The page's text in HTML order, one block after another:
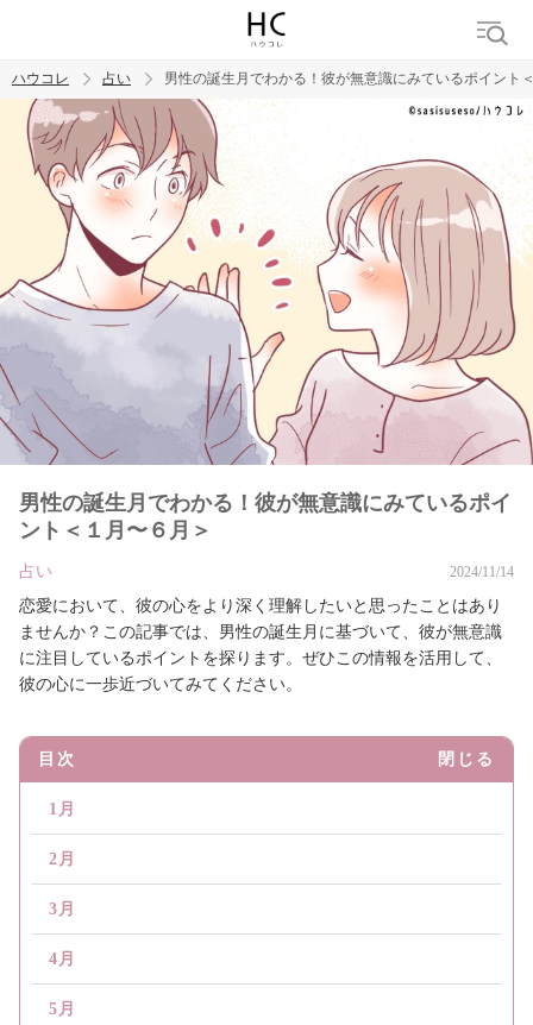
トレンド ワード
ハウコレ 占い 男性の誕生月でわかる！彼が無意識にみているポイント
男性の誕生月でわかる！彼が無意識にみているポイ
ント＜１月〜６月＞
占い 2024/11/14
恋愛において、彼の心をより深く理解したいと思ったことはあり
ませんか？この記事では、男性の誕生月に基づいて、彼が無意識
に注目しているポイントを探ります。ぜひこの情報を活用して、
彼の心に一歩近づいてみてください。
目次 閉じる
1月
2月
3月
4月
5月